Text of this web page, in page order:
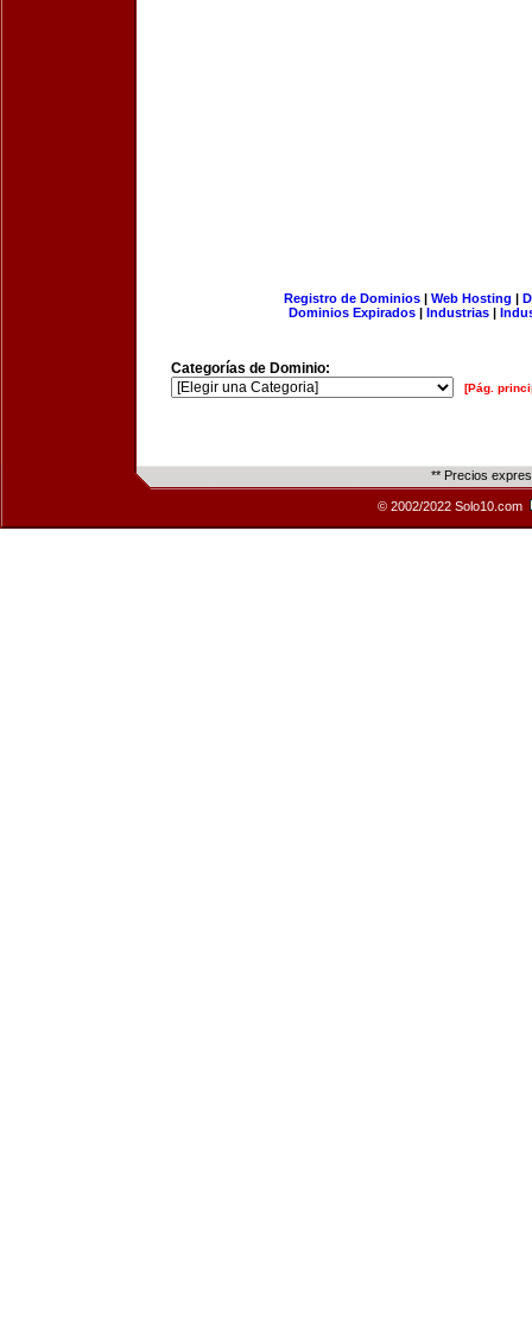
Registro de Dominios| Web Hosting |
Dominios Expirados | Industrias |
Categorías de Dominio:
[Pág.
** Precios
© 2002/2022 Solo10.com